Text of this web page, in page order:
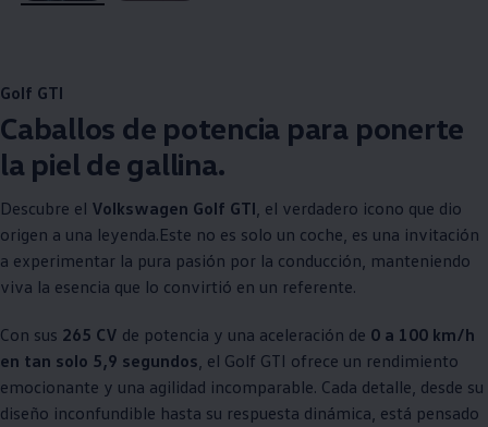
, 1 de 2
Golf GTI
Caballos de potencia para ponerte
la piel de gallina.
Descubre el Volkswagen Golf GTI, el verdadero icono que dio
origen a una leyenda.Este no es solo un coche, es una invitación
a experimentar la pura pasión por la conducción, manteniendo
viva la esencia que lo convirtió en un referente.
Con sus 265 CV de potencia y una aceleración de 0 a 100 km/h
en tan solo 5,9 segundos, el Golf GTI ofrece un rendimiento
emocionante y una agilidad incomparable. Cada detalle, desde su
diseño inconfundible hasta su respuesta dinámica, está pensado